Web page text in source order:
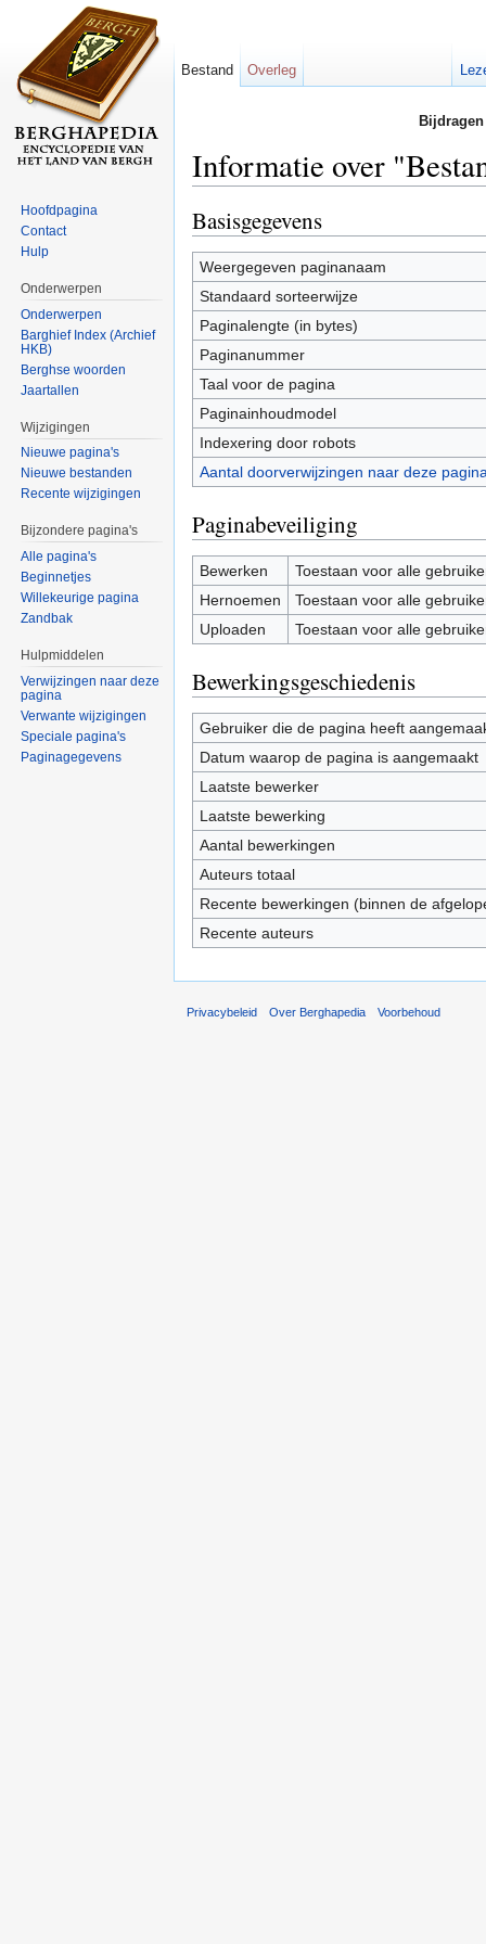
Informatie over
Basisgegevens
Weergegeven paginanaam
Standaard sorteerwijze
Paginalengte (in bytes)
Paginanummer
Taal voor de pagina
Paginainhoudmodel
Indexering door robots
Aantal doorverwijzingen naar deze
Paginabeveiliging
Bewerken
Toestaan voor alle
Hernoemen
Toestaan voor alle
Uploaden
Toestaan voor alle
Bewerkingsgeschiedenis
Gebruiker die de pagina heeft
Datum waarop de pagina is aangemaakt
Laatste bewerker
Laatste bewerking
Aantal bewerkingen
Auteurs totaal
Recente bewerkingen (binnen de
Recente auteurs
Bestand Overleg
Hoofdpagina
Contact
Hulp
Onderwerpen
Onderwerpen
Barghief Index (Archief
HKB)
Berghse woorden
Jaartallen
Wijzigingen
Nieuwe pagina's
Nieuwe bestanden
Recente wijzigingen
Bijzondere pagina's
Alle pagina's
Beginnetjes
Willekeurige pagina
Zandbak
Hulpmiddelen
Verwijzingen naar deze
pagina
Verwante wijzigingen
Speciale pagina's
Paginagegevens
Privacybeleid Over Berghapedia Voorbehoud